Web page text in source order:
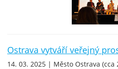
Ostrava vytváří veřejný
14. 03. 2025 | Město Ostrava